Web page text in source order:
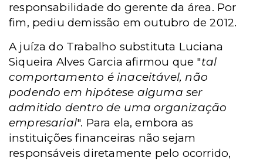
responsabilidade do gerente da área. Por
fim, pediu demissão em outubro de 2012.
A juíza do Trabalho substituta Luciana
Siqueira Alves Garcia afirmou que "tal
comportamento é inaceitável, não
podendo em hipótese alguma ser
admitido dentro de uma organização
empresarial". Para ela, embora as
instituições financeiras não sejam
responsáveis diretamente pelo ocorrido,